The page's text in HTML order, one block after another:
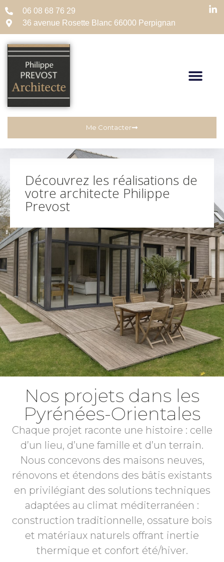
06 08 68 76 29
36 avenue Rosette Blanc 66000 Perpignan
Me Contacter
Découvrez les réalisations de
votre architecte Philippe
Prevost
Nos projets dans les
Pyrénées-Orientales
Chaque projet raconte une histoire : celle
d’un lieu, d’une famille et d’un terrain.
Nous concevons des maisons neuves,
rénovons et étendons des bâtis existants
en privilégiant des solutions techniques
adaptées au climat méditerranéen :
construction traditionnelle, ossature bois
et matériaux naturels offrant inertie
thermique et confort été/hiver.